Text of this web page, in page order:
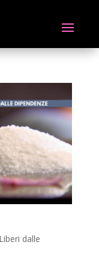
Liberi dalle